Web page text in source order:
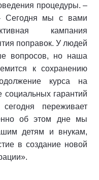
процедуры. –
- Сегодня мы с вами
кампания
поправок. У людей
вопросов, но наша
к сохранению
курса на
социальных гарантий
переживает
об этом дне мы
детям и внукам,
в создание новой